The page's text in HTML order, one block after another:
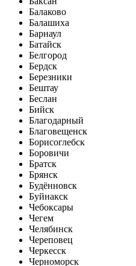
Балаково
Балашиха
Барнаул
Батайск
Белгород
Бердск
Березники
Бештау
Беслан
Бийск
Благодарный
Благовещенск
Борисоглебск
Боровичи
Братск
Брянск
Будённовск
Буйнакск
Чебоксары
Чегем
Челябинск
Череповец
Черкесск
Черноморск